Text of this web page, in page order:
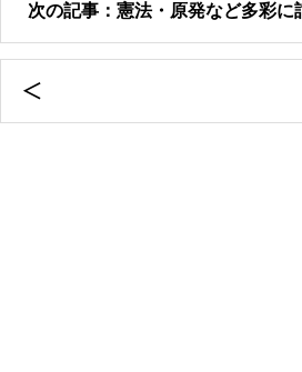
次の記事：憲法・原発など多彩